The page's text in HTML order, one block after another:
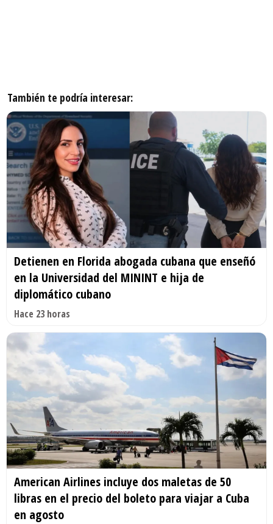
También te podría interesar:
Detienen en Florida abogada cubana que enseñó
en la Universidad del MININT e hija de
diplomático cubano
Hace 23 horas
American Airlines incluye dos maletas de 50
libras en el precio del boleto para viajar a Cuba
en agosto